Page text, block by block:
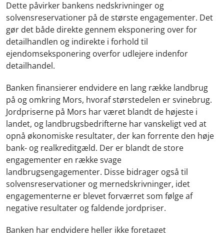
Dette påvirker bankens nedskrivninger og
solvensreservationer på de største engagementer. Det
gør det både direkte gennem eksponering over for
detailhandlen og indirekte i forhold til
ejendomseksponering overfor udlejere indenfor
detailhandel.
Banken finansierer endvidere en lang række landbrug
på og omkring Mors, hvoraf størstedelen er svinebrug.
Jordpriserne på Mors har været blandt de højeste i
landet, og landbrugsbedrifterne har vanskeligt ved at
opnå økonomiske resultater, der kan forrente den høje
bank- og realkreditgæld. Der er blandt de store
engagementer en række svage
landbrugsengagementer. Disse bidrager også til
solvensreservationer og mernedskrivninger, idet
engagementerne er blevet forværret som følge af
negative resultater og faldende jordpriser.
Banken har endvidere heller ikke foretaget